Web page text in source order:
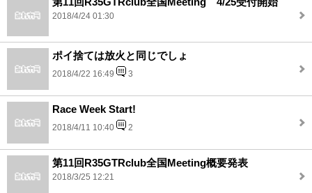
2018/4/24 01:30
ポイ捨ては放火と同じでしょ
2018/4/22 16:49 3
Race Week Start!
2018/4/11 10:40 2
第11回R35GTRclub全国Meeting概要発表
2018/3/25 12:21